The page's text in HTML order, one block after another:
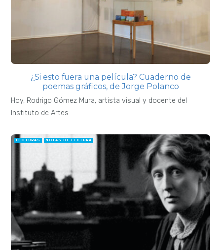
¿Si esto fuera una película? Cuaderno de
poemas gráficos, de Jorge Polanco
Hoy, Rodrigo Gómez Mura, artista visual y docente del
Instituto de Artes
LECTURAS NOTAS DE LECTURA